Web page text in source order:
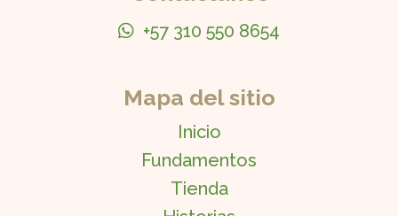
+57 310 550 8654
Mapa del sitio
Inicio
Fundamentos
Tienda